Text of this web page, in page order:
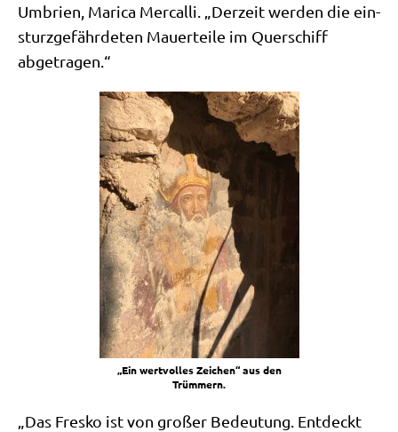
Umbri­en, Mari­ca Mer­cal­li. „Der­zeit wer­den die ein­
sturz­ge­fähr­de­ten Mau­er­tei­le im Quer­schiff
abgetragen.“
„Ein wert­vol­les Zei­chen“ aus den
Trümmern.
„Das Fres­ko ist von gro­ßer Bedeu­tung. Ent­deckt